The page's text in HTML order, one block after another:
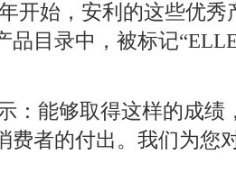
开始，安利的这些优
品目录中，被标记
：能够取得这样的成绩
费者的付出。我们为您